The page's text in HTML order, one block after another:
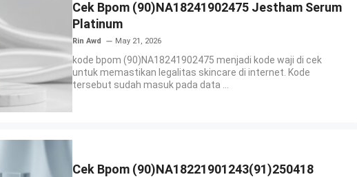
Cek Bpom (90)NA18241902475 Jestham Serum
Platinum
Rin Awd May 21, 2026
kode bpom (90)NA18241902475 menjadi kode waji di cek
untuk memastikan legalitas skincare di internet. Kode
tersebut sudah masuk pada data ...
Cek Bpom (90)NA18221901243(91)250418